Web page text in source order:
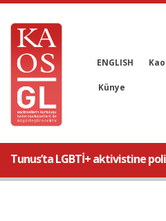
ENGLISH
Künye
Tunus’ta LGBTİ+ aktivistine